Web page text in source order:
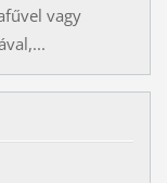
vagy